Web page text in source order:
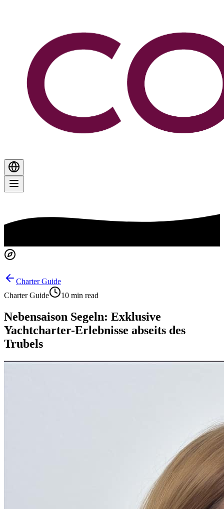
Charter Guide
Charter Guide
10 min read
Nebensaison Segeln: Exklusive
Yachtcharter-Erlebnisse abseits des
Trubels